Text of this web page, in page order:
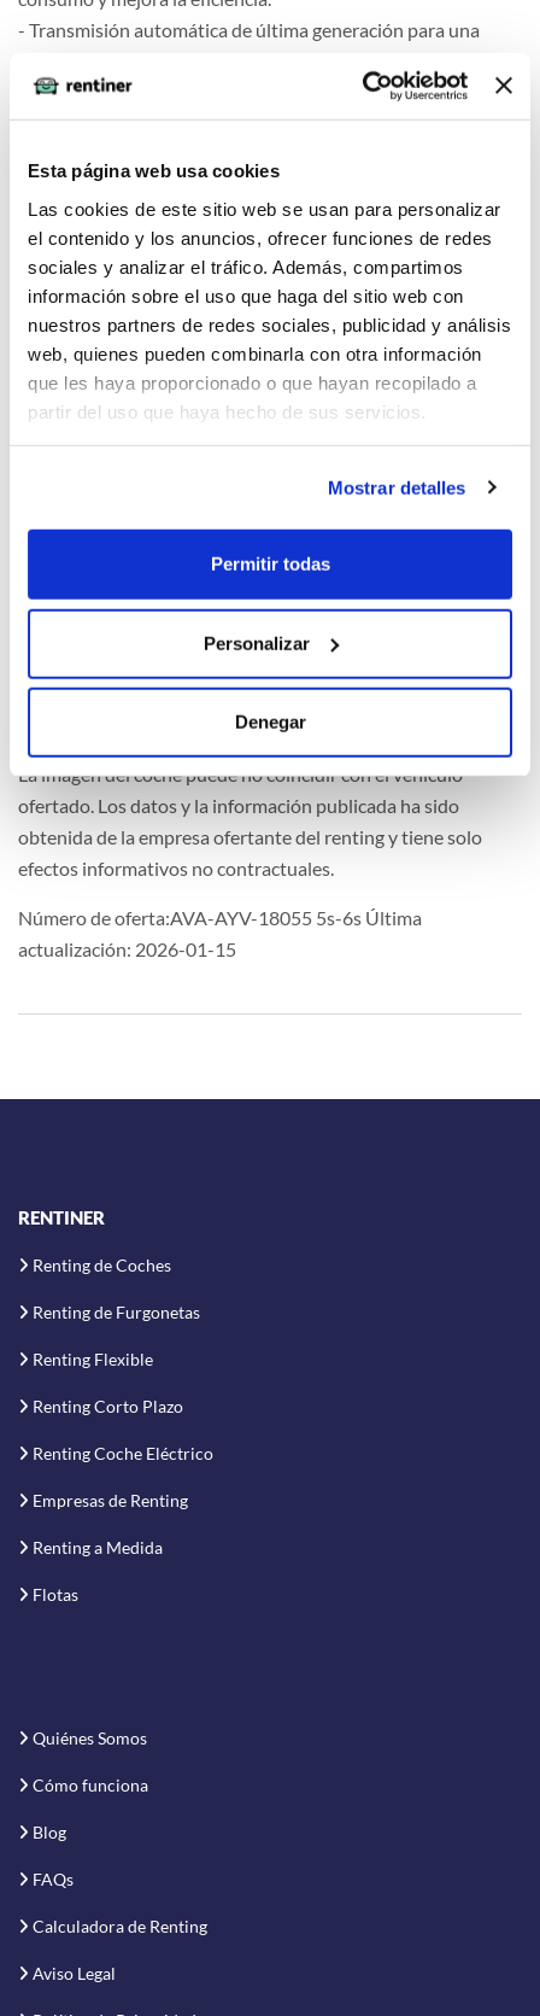
Esta página web usa cookies
Las cookies de este sitio web se usan para personalizar
el contenido y los anuncios, ofrecer funciones de redes
sociales y analizar el tráfico. Además, compartimos
información sobre el uso que haga del sitio web con
nuestros partners de redes sociales, publicidad y análisis
web, quienes pueden combinarla con otra información
que les haya proporcionado o que hayan recopilado a
partir del uso que haya hecho de sus servicios.
Mostrar detalles
Permitir todas
Personalizar
Denegar
- Transmisión automática de última generación para una
- Sistema de tracción avanzada que mejora el agarre y la
estabilidad en diversas condiciones.
la autonomía en viajes largos.
Comfort
Seguridad
La imagen del coche puede no coincidir con el vehículo
ofertado. Los datos y la información publicada ha sido
obtenida de la empresa ofertante del renting y tiene solo
efectos informativos no contractuales.
Número de oferta:AVA-AYV-18055 5s-6s Última
actualización: 2026-01-15
RENTINER
Renting de Coches
Renting de Furgonetas
Renting Flexible
Renting Corto Plazo
Renting Coche Eléctrico
Empresas de Renting
Renting a Medida
Flotas
Quiénes Somos
Cómo funciona
Blog
FAQs
Calculadora de Renting
Aviso Legal